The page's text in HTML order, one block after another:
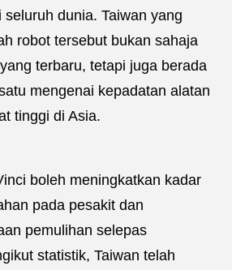
dunia. Taiwan yang
robot tersebut bukan sahaja
terbaru, tetapi juga berada
mengenai kepadatan alatan
tinggi di Asia.
boleh meningkatkan kadar
pada pesakit dan
pemulihan selepas
statistik, Taiwan telah